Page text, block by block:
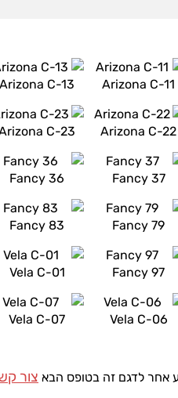
Arizona C-11
Arizona C-13
Arizona C-22
C-23
Fancy 37
Fancy 36
Fancy 79
Fancy 83
Fancy 97
Vela C-01
Vela C-06
Vela C-07
אחר לדגם זה בטופס הבא צור